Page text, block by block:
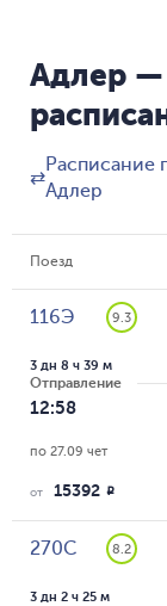
Адлер —
⇄
Расписание
Адлер
Поезд
116Э 9.3
Отправление
12:58
3 дн 8 ч 39 м
по 27.09 чет
от 15392 R
270С 8.2
3 дн 2 ч 25 м